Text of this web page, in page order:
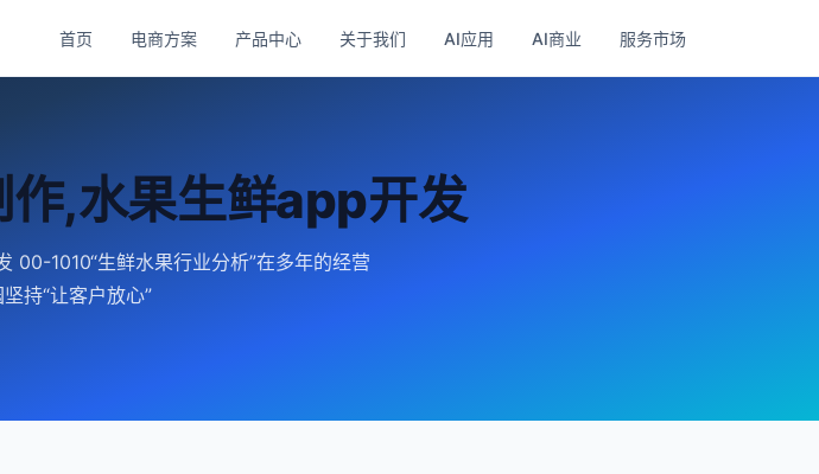
首页 电商方案 产品中心 关于我们 AI应用 AI商业 服务市场
,水果生鲜app开发
00-1010“生鲜水果行业分析”在多年的经营
持“让客户放心”